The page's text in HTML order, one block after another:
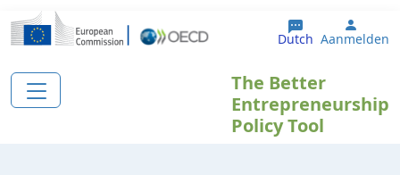
Overslaan en naar de inhoud gaan
Dutch User
Aanmelden
The Better
Entrepreneurship
Policy Tool